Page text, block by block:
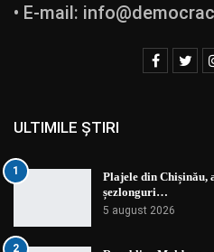
• E-mail:
ULTIMILE ȘTIRI
1
Plajele din Chișinău,
șezlonguri…
5 august 2026
2